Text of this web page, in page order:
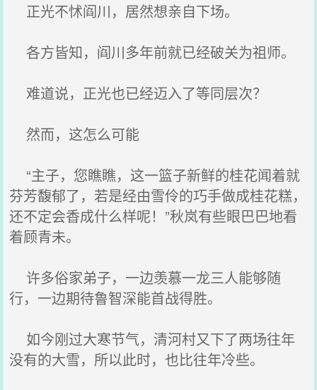
正光不怵阎川，居然想亲自下场。
各方皆知，阎川多年前就已经破关为祖师。
难道说，正光也已经迈入了等同层次？
然而，这怎么可能
“主子，您瞧瞧，这一篮子新鲜的桂花闻着就
芬芳馥郁了，若是经由雪伶的巧手做成桂花糕，
还不定会香成什么样呢！”秋岚有些眼巴巴地看
着顾青未。
许多俗家弟子，一边羡慕一龙三人能够随
行，一边期待鲁智深能首战得胜。
如今刚过大寒节气，清河村又下了两场往年
没有的大雪，所以此时，也比往年冷些。